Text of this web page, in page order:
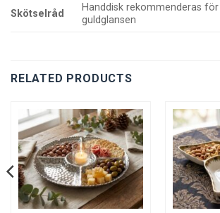
Skötselråd
Handdisk rekommenderas
guldglansen
RELATED PRODUCTS